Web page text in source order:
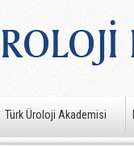
Türk Üroloji Akademisi